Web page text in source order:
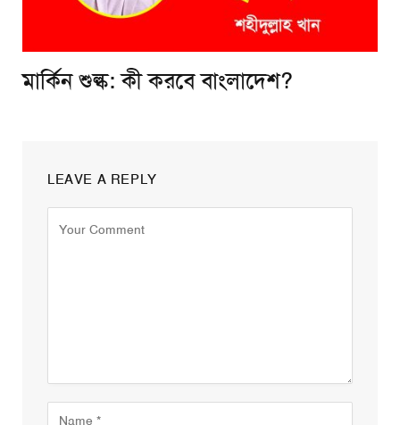
মার্কিন শুল্ক: কী করবে বাংলাদেশ?
LEAVE A REPLY